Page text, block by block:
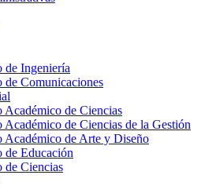
de Ingeniería
de Comunicaciones
Académico de Ciencias
Académico de Ciencias de la Gestión
Académico de Arte y Diseño
de Educación
de Ciencias